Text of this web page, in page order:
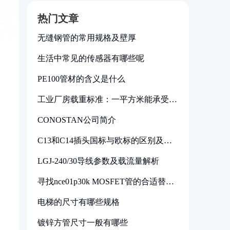
热门文章
无缝钢管的常用规格及壁厚
生活中常见的传感器有哪些呢
PE100管材的含义是什么
工业厂房载重标准：一平方米能承受多
CONOSTAN公司简介
C13和C14插头国标与欧标的区别及其
LGJ-240/30导线参数及载流量解析
寻找nce01p30k MOSFET管的合适替代
电梯的尺寸有哪些规格
镀锌方管尺寸一般有哪些